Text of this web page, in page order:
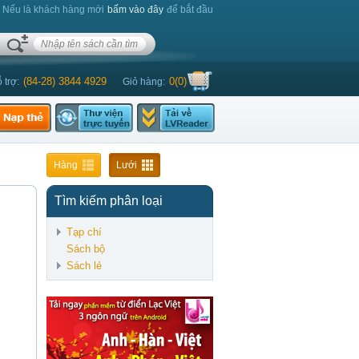
là khách hàng mới bấm vào đây để bắt đầu
trợ: (84-28) 3844 4929 Giỏ hàng: 0(0)
Hàng Lưới
Tìm kiếm phân loại
Tạp chí
Sách bộ
Sách lẻ